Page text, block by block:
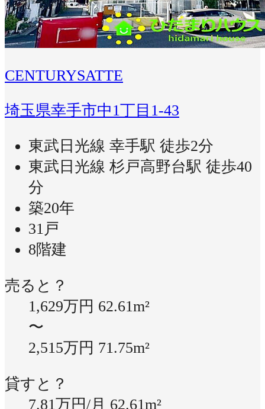
CENTURYSATTE
埼玉県幸手市中1丁目1-43
東武日光線 幸手駅 徒歩2分
東武日光線 杉戸高野台駅 徒歩40
分
築20年
31戸
8階建
売ると？
1,629万円 62.61m²
〜
2,515万円 71.75m²
貸すと？
7.81万円/月 62.61m²